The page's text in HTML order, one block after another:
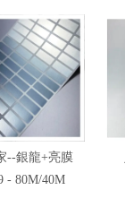
--銀龍+亮膜
- 80M/40M